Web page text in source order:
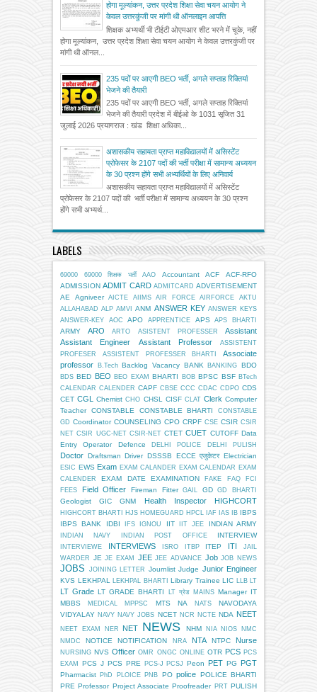
होगा मूल्यांकन, उत्तर प्रदेश शिक्षा सेवा चयन आयोग ने
केवल उत्तरकुंजी पर मांगी थी ऑनलाइन आपत्ति
शिक्षक अभ्यर्थी भी टीईटी ओएमआर शीट भरने में चूके, नहीं
होगा मूल्यांकन, उत्तर प्रदेश शिक्षा सेवा चयन आयोग ने केवल उत्तरकुंजी पर
मांगी थी ऑनल...
235 पदों पर आएगी BEO भर्ती, अगले सप्ताह रिक्तियां
भेजने की तैयारी
235 पदों पर आएगी BEO भर्ती, अगले सप्ताह रिक्तियां
भेजने की तैयारी प्रदेश में बीईओ के 1031 सृजित 31
जुलाई 2026 प्रयागराज : खंड शिक्षा अधिका...
अशासकीय सहायता प्राप्त महाविद्यालयों में असिस्टेंट
प्रोफेसर के 2107 पदों की भर्ती परीक्षा में सामान्य अध्ययन
के 30 प्रश्न होंगे सभी अभ्यर्थियों के लिए अनिवार्य
अशासकीय सहायता प्राप्त महाविद्यालयों में असिस्टेंट
प्रोफेसर के 2107 पदों की भर्ती परीक्षा में सामान्य अध्ययन के 30 प्रश्न
होंगे सभी अभ्यर्थ...
LABELS
69000 69000 शिक्षक भर्ती AAO Accountant ACF
ACF-RFO
ADMISSION ADMIT CARD ADMITCARD ADVERTISEMENT
AE
Agniveer AICTE AIIMS AIR FORCE AIRFORCE
AKTU
ALLAHABAD ALP AMVI ANM ANSWER KEY ANSWER KEYS
ANSWER-KEY
AOC APO APPRENTICE APS APS BHARTI
ARMY ARO ARTO ASISTENT PROFESSER
Assistant
Assistant Engineer
Assistant Professor
ASSISTENT
PROFESER
ASSISTENT PROFESSER BHARTI
Associate
professor
B.Tech Backlog Vacancy BANK BANKING BDO
BDS BED BEO BEO EXAM BHARTI BOB BPSC BSF BTech
CALENDAR CALENDER CAPF CBSE CCC CDAC CDPO CDS
CET CGL Chemist CHO CHSL CISF CLAT Clerk Computer
Teacher
CONSTABLE CONSTABLE BHARTI
CONSTABLE
GD Coordinator COUNSELING CPO CRPF CSE CSIR CSIR
NET CSIR UGC-NET CSIR-NET CTET CUET CUTOFF Data
Entry Operator
Defence DELHI POLICE DELHI PULISH
Doctor Draftsman Driver DSSSB ECCE एजुकेटर Electrician
ESIC EWS Exam EXAM CALANDER EXAM CALENDAR EXAM
CALENDER
EXAM DATE EXAMINATION FAKE FAQ
FCI
FEES
Field Officer Fireman Fitter GAIL GD GD BHARTI
Geologist GIC GNM Health Inspector HIGHCORT
HIGHCORT BHARTI HJS HOMEGUARD HPCL IAF IAS IB IBPS
IBPS BANK
IDBI IFS IGNOU IIT IIT JEE INDIAN ARMY
INDIAN NAVY INDIAN POST OFFICE INTERVIEW
INTERVIEWE INTERVIEWS ISRO ITBP ITEP ITI
JAIL
WARDER JE JE EXAM JEE JEE ADVANCE Job JOB NEWS
JOBS JOINING LETTER Journlist Judge Junior Engineer
KVS LEKHPAL LEKHPAL BHARTI Library Trainee LIC LLB LT
LT Grade LT GRADE BHARTI LT ग्रेड MAINS Manager IT
MBBS
MEDICAL MPPSC MTS NA NATS
NAVODAYA
VIDYALAY NAVY NAVY JOBS NCET NCR NCTE NDA NEET
NEET EXAM NER NET NEWS NHM NIA NIOS
NMC
NMDC
NOTICE NOTIFICATION NRA NTA NTPC Nurse
NURSING NVS Officer OMR ONGC ONLINE OTR PCS PCS
EXAM
PCS J PCS PRE PCS-J PCSJ Peon PET PG PGT
Pharmacist PhD PLOICE PNB PO police POLICE BHARTI
PRE Professor Project Associate Proofreader PRT PULISH